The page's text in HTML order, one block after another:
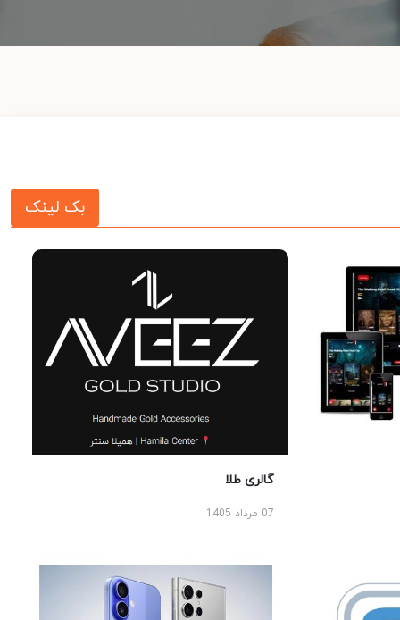
بک لینک
گالری طلا
07 مرداد 1405